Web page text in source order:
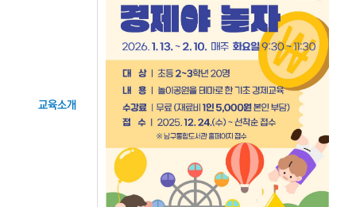
교육소개